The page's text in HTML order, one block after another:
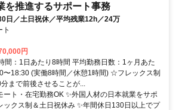
を推進するサポート事務
日／土日祝休／平均残業12h／24万
ト
円
間：1日あたり8時間 平均勤務日数：1ヶ月あた
〜18:30 (実働8時間／休憩1時間) ☆フレックス制
まで前後させることが...
ート・在宅勤務OK ✨外国人材の日本就業をサポ
ックス制＆土日祝休み ✨年間休日130日以上でプ